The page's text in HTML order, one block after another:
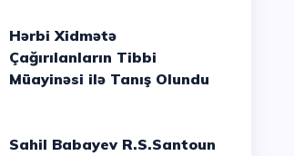
Hərbi Xidmətə
Çağırılanların Tibbi
Müayinəsi ilə Tanış Olundu
Sahil Babayev R.S.Santoun